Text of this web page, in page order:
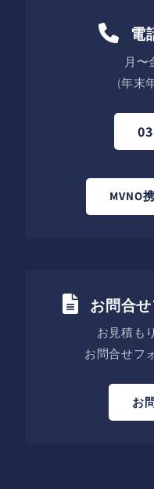
電
月〜
(年末
MVNO
お問合
お見積も
お問合せフ
お